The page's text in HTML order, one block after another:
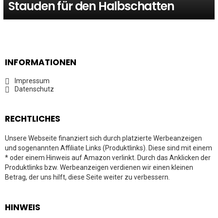
Stauden für den Halbschatten
INFORMATIONEN
Impressum
Datenschutz
RECHTLICHES
Unsere Webseite finanziert sich durch platzierte Werbeanzeigen
und sogenannten Affiliate Links (Produktlinks). Diese sind mit einem
* oder einem Hinweis auf Amazon verlinkt. Durch das Anklicken der
Produktlinks bzw. Werbeanzeigen verdienen wir einen kleinen
Betrag, der uns hilft, diese Seite weiter zu verbessern.
HINWEIS